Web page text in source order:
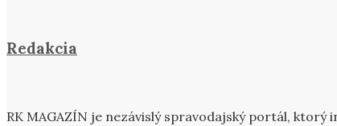
Redakcia
RK MAGAZÍN je nezávislý spravodajský portál, ktorý